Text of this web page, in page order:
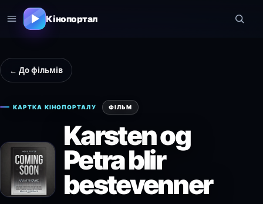
Кінопортал
← До фільмів
КАРТКА КІНОПОРТАЛУ ФІЛЬМ
Karsten og
Petra blir
bestevenner